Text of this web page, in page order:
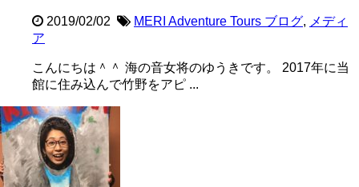
2019/02/02 MERI Adventure Tours ブログ, メディ
ア
こんにちは＾＾ 海の音女将のゆうきです。 2017年に当
館に住み込んで竹野をアピ ...